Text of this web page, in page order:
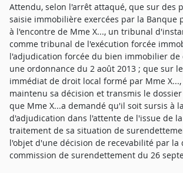
Attendu, selon l'arrêt attaqué, que sur des
saisie immobilière exercées par la Banque
à l'encontre de Mme X..., un tribunal
comme tribunal de l'exécution forcée
l'adjudication forcée du bien immobilier
une ordonnance du 2 août 2013 ; que sur
immédiat de droit local formé par Mme
maintenu sa décision et transmis le
que Mme X...a demandé qu'il soit sursis à
d'adjudication dans l'attente de l'issue de
traitement de sa situation de
l'objet d'une décision de recevabilité par la
commission de surendettement du 26